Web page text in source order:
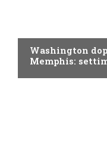
Washington
Memphis: